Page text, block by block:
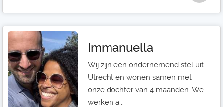
Immanuella
Wij zijn een ondernemend stel uit
Utrecht en wonen samen met
onze dochter van 4 maanden. We
werken a...